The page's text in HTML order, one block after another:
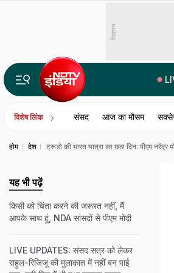
विज्ञापन
विशेष लिंक संसद आज का मौसम
होम देश ट्रूडो की भारत यात्रा का छठा दिन: पीएम नरेंद्र
यह भी पढ़ें
किसी को चिंता करने की जरूरत नहीं, मैं
आपके साथ हूं, NDA सांसदों से पीएम मोदी
LIVE UPDATES: संसद सत्र को लेकर
राहुल-रिजिजू की मुलाकात में नहीं बन पाई